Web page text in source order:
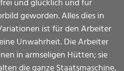
und glücklich und für
geworden. Alles dies in
ist für den Arbeiter
Unwahrheit. Die Arbeiter
in armseligen Hütten; sie